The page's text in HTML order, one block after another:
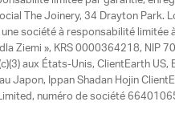
The Joinery, 34 Drayton Park.
société à responsabilité limitée
Ziemi », KRS 0000364218, NIP
aux États-Unis, ClientEarth US,
Japon, Ippan Shadan Hojin
numéro de société